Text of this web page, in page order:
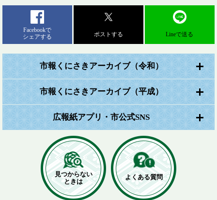
Facebookで
シェアする
ポストする Lineで送る
市報くにさきアーカイブ（令和）
市報くにさきアーカイブ（平成）
広報紙アプリ・市公式SNS
見つからない
ときは
よくある質問